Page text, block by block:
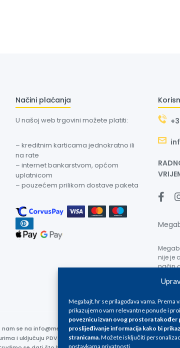
Megabajt.hr se prilagođava vama. Prema
prikazujemo vam relevantne ponude i
poveznicu izvan ovog prostora
proslijeđivanje informacija kako bi
stranicama.Možete isključiti
postavkama privatnosti.
Načini plaćanja
U našoj web trgovini možete platiti:
– kreditnim karticama jednokratno ili
na rate
– internet bankarstvom, općom
uplatnicom
– pouzećem prilikom dostave paketa
nije je
način
se na info@megabajt.hr. Sve cijene su informativnog
i uključuju PDV. Sve cijene su iskazane isključivo za